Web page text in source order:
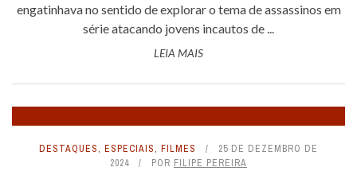
engatinhava no sentido de explorar o tema de assassinos em
série atacando jovens incautos de ...
LEIA MAIS
DESTAQUES, ESPECIAIS, FILMES
25 DE DEZEMBRO DE
2024
POR FILIPE PEREIRA